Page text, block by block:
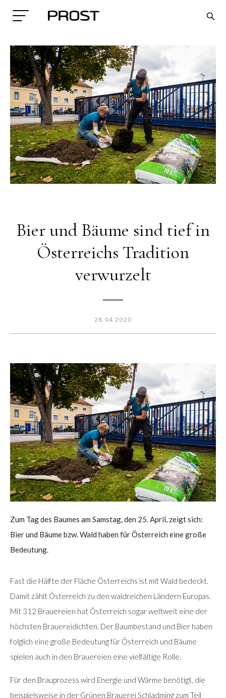
Search
Bier und Bäume sind tief in
Österreichs Tradition
verwurzelt
28.04.2020
Zum Tag des Baumes am Samstag, den 25. April, zeigt sich:
Bier und Bäume bzw. Wald haben für Österreich eine große
Bedeutung.
Fast die Hälfte der Fläche Österreichs ist mit Wald bedeckt.
Damit zählt Österreich zu den waldreichen Ländern Europas.
Mit 312 Brauereien hat Österreich sogar weltweit eine der
höchsten Brauereidichten. Der Baumbestand und Bier haben
folglich eine große Bedeutung für Österreich und Bäume
spielen auch in den Brauereien eine vielfältige Rolle.
Für den Brauprozess wird Energie und Wärme benötigt, die
beispielsweise in der Grünen Brauerei Schladming zum Teil